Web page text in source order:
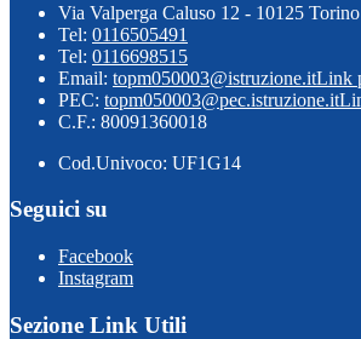
Via Valperga Caluso 12 - 10125 Torino
Tel: 0116505491
Tel: 0116698515
Email: topm050003@istruzione.itLink
PEC: topm050003@pec.istruzione.it
C.F.: 80091360018
Cod.Univoco: UF1G14
Seguici su
Facebook
Instagram
Sezione Link Utili